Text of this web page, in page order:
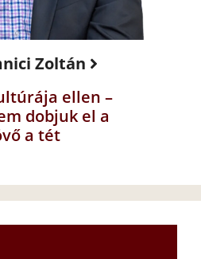
Zoltán
ellen –
dobjuk el a
a tét